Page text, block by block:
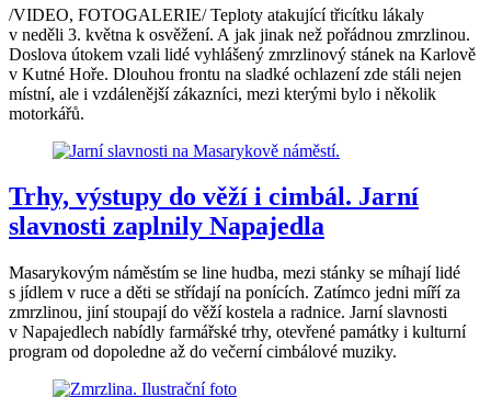
/VIDEO, FOTOGALERIE/ Teploty atakující třicítku lákaly
v neděli 3. května k osvěžení. A jak jinak než pořádnou zmrzlinou.
Doslova útokem vzali lidé vyhlášený zmrzlinový stánek na Karlově
v Kutné Hoře. Dlouhou frontu na sladké ochlazení zde stáli nejen
místní, ale i vzdálenější zákazníci, mezi kterými bylo i několik
motorkářů.
Trhy, výstupy do věží i cimbál. Jarní
slavnosti zaplnily Napajedla
Masarykovým náměstím se line hudba, mezi stánky se míhají lidé
s jídlem v ruce a děti se střídají na ponících. Zatímco jedni míří za
zmrzlinou, jiní stoupají do věží kostela a radnice. Jarní slavnosti
v Napajedlech nabídly farmářské trhy, otevřené památky i kulturní
program od dopoledne až do večerní cimbálové muziky.